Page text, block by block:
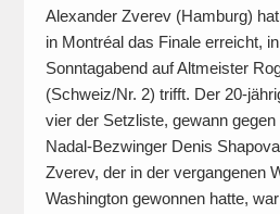
Alexander Zverev (Hamburg)
in Montréal das Finale erreicht,
Sonntagabend auf Altmeister
(Schweiz/Nr. 2) trifft. Der 20-
vier der Setzliste, gewann
Nadal-Bezwinger Denis
Zverev, der in der vergangenen
Washington gewonnen hatte,